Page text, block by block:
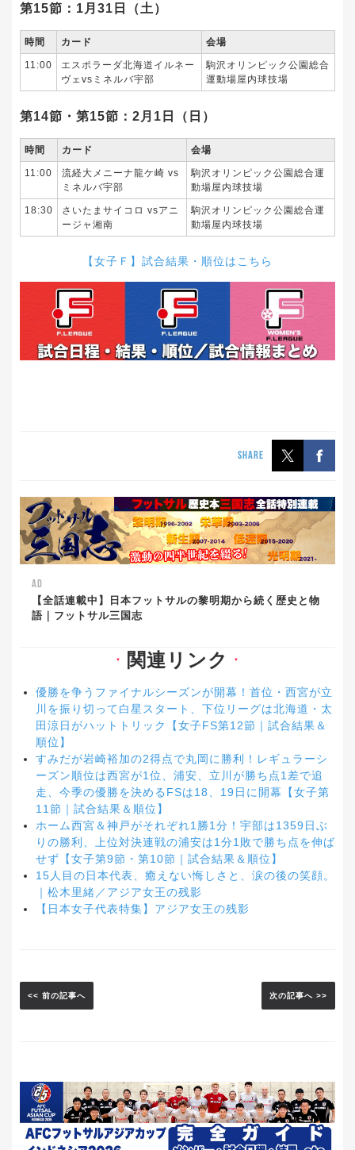
第15節：1月31日（土）
時間 カード 会場
11:00
エスポラーダ北海道イルネー
ヴェvsミネルバ宇部
駒沢オリンピック公園総合
運動場屋内球技場
第14節・第15節：2月1日（日）
時間 カード 会場
11:00
流経大メニーナ龍ケ崎 vs
ミネルバ宇部
駒沢オリンピック公園総合運
動場屋内球技場
18:30
さいたまサイコロ vsアニ
ージャ湘南
駒沢オリンピック公園総合運
動場屋内球技場
【女子Ｆ】試合結果・順位はこちら
SHARE
AD
【全話連載中】日本フットサルの黎明期から続く歴史と物
語｜フットサル三国志
▼ 関連リンク ▼
優勝を争うファイナルシーズンが開幕！首位・西宮が立
川を振り切って白星スタート、下位リーグは北海道・太
田涼日がハットトリック【女子FS第12節｜試合結果＆
順位】
すみだが岩崎裕加の2得点で丸岡に勝利！レギュラーシ
ーズン順位は西宮が1位、浦安、立川が勝ち点1差で追
走、今季の優勝を決めるFSは18、19日に開幕【女子第
11節｜試合結果＆順位】
ホーム西宮＆神戸がそれぞれ1勝1分！宇部は1359日ぶ
りの勝利、上位対決連戦の浦安は1分1敗で勝ち点を伸ば
せず【女子第9節・第10節｜試合結果＆順位】
15人目の日本代表、癒えない悔しさと、涙の後の笑顔。
｜松木里緒／アジア女王の残影
【日本女子代表特集】アジア女王の残影
<< 前の記事へ 次の記事へ >>